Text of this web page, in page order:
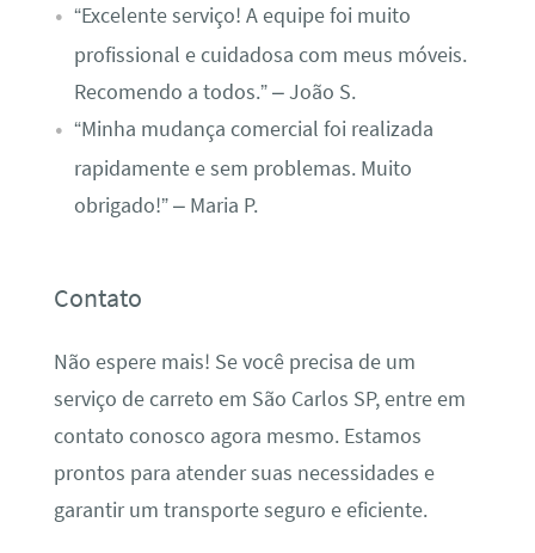
“Excelente serviço! A equipe foi muito
profissional e cuidadosa com meus móveis.
Recomendo a todos.” – João S.
“Minha mudança comercial foi realizada
rapidamente e sem problemas. Muito
obrigado!” – Maria P.
Contato
Não espere mais! Se você precisa de um
serviço de carreto em São Carlos SP, entre em
contato conosco agora mesmo. Estamos
prontos para atender suas necessidades e
garantir um transporte seguro e eficiente.